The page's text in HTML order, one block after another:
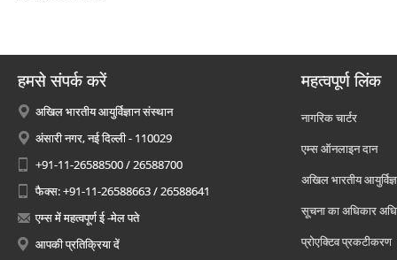
हमसे संपर्क करें
अखिल भारतीय आयुर्विज्ञान संस्थान
अंसारी नगर, नई दिल्ली - 110029
+91-11-26588500 / 26588700
फैक्स: +91-11-26588663 / 26588641
एम्स में महत्वपूर्ण ई -मेल पते
आपकी प्रतिक्रिया दें
महत्वपूर्ण लिंक
नागरिक चार्टर
एम्स ऑनलाइन दान
अखिल भारतीय
सूचना का अधिकार
प्रोएक्टिव प्रकटीकरण